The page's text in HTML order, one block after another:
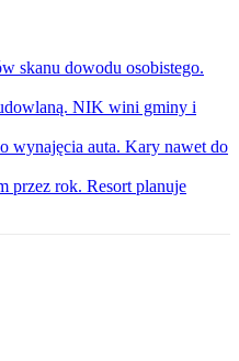
skanu dowodu osobistego.
NIK wini gminy i
wynajęcia auta. Kary nawet do
przez rok. Resort planuje